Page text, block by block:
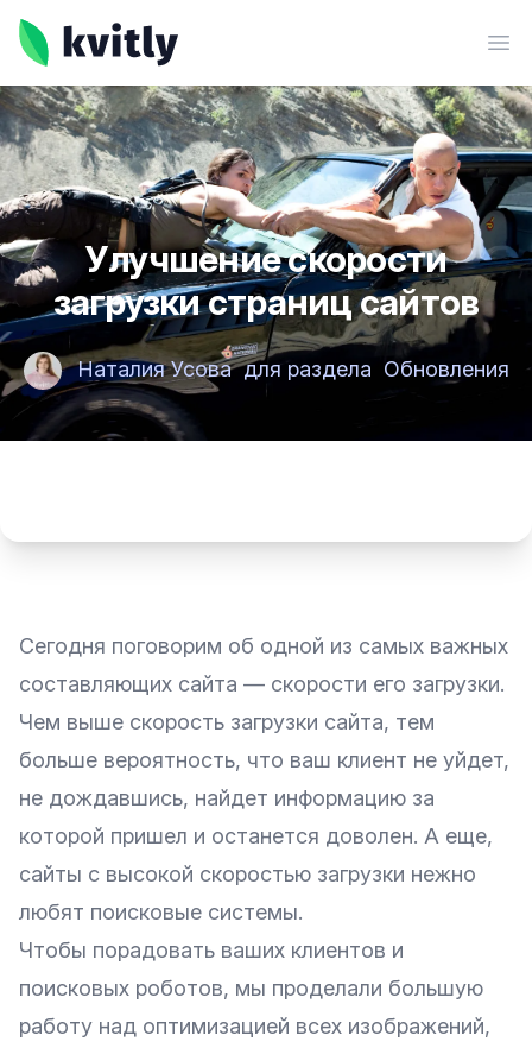
kvitly
Улучшение скорости
загрузки страниц сайтов
Наталия Усовадля раздела Обновления
Сегодня поговорим об одной из самых важных
составляющих сайта — скорости его загрузки.
Чем выше скорость загрузки сайта, тем
больше вероятность, что ваш клиент не уйдет,
не дождавшись, найдет информацию за
которой пришел и останется доволен. А еще,
сайты с высокой скоростью загрузки нежно
любят поисковые системы.
Чтобы порадовать ваших клиентов и
поисковых роботов, мы проделали большую
работу над оптимизацией всех изображений,